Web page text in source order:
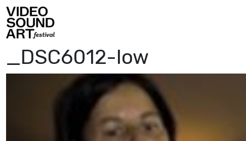
Vai al contenuto
Video Sound Art
_DSC6012-low